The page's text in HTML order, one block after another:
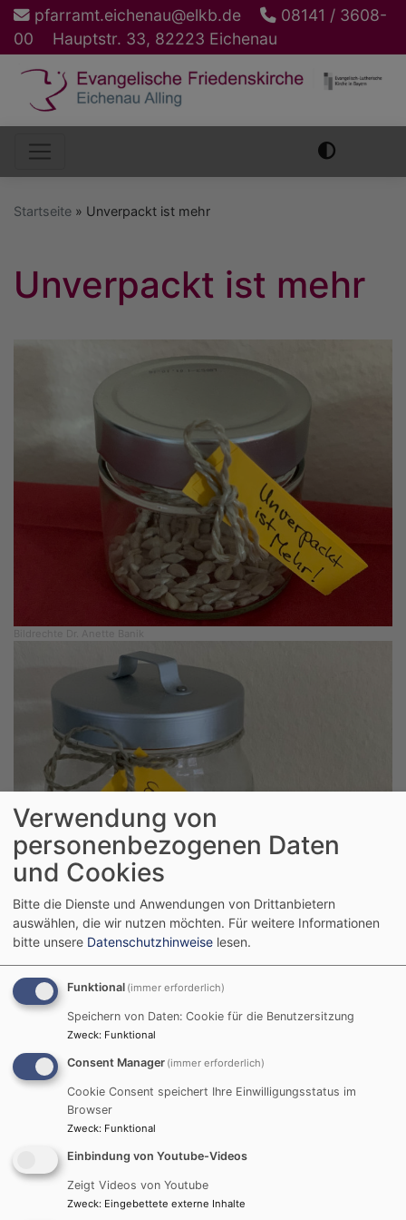
Direkt
zum
Inhalt
pfarramt.eichenau@elkb.de
08141 / 3608-
00
Hauptstr. 33, 82223 Eichenau
Hauptnavigation
Startseite Unverpackt ist mehr
Unverpackt ist mehr
Bildrechte Dr. Anette Banik
Was machen denn Sonnenblumen in der Kirche?
Unverpackt ist Mehr – eine
Verwendung von
personenbezogenen Daten
und Cookies
Bitte die Dienste und Anwendungen von Drittanbietern
auswählen, die wir nutzen möchten. Für weitere Informationen
bitte unsere Datenschutzhinweise lesen.
Funktional (immer erforderlich)
Speichern von Daten: Cookie für die Benutzersitzung
Zweck: Funktional
Consent Manager (immer erforderlich)
Cookie Consent speichert Ihre Einwilligungsstatus im
Browser
Zweck: Funktional
Einbindung von Youtube-Videos
Zeigt Videos von Youtube
Zweck: Eingebettete externe Inhalte